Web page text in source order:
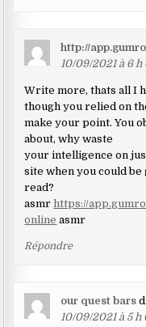
http://
10/09/2021 à 6
Write more, thats all I
though you relied on
make your point. You
about, why waste
your intelligence on
site when you could
read?
asmr https://
online asmr
Répondre
our quest bars
10/09/2021 à 5